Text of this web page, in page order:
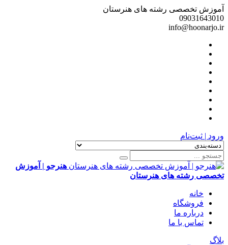
آموزش تخصصی رشته های هنرستان
09031643010
info@hoonarjo.ir
ورود | ثبت‌نام
هنرجو | آموزش
تخصصی رشته های هنرستان
خانه
فروشگاه
درباره ما
تماس با ما
بلاگ